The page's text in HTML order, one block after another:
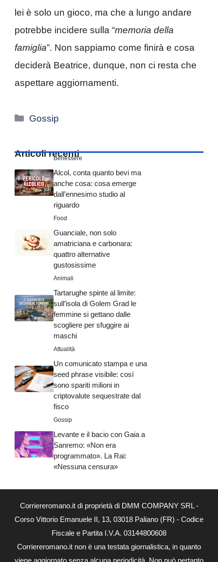
lei è solo un gioco, ma che a lungo andare
potrebbe incidere sulla “memoria della
famiglia”. Non sappiamo come finirà e cosa
deciderà Beatrice, dunque, non ci resta che
aspettare aggiornamenti.
Categorie
Gossip
Articoli recenti
Benessere
Alcol, conta quanto bevi ma
anche cosa: cosa emerge
dall’ennesimo studio al
riguardo
Food
Guanciale, non solo
amatriciana e carbonara:
quattro alternative
gustosissime
Animali
Tartarughe spinte al limite:
sull’isola di Golem Grad le
femmine si gettano dalle
scogliere per sfuggire ai
maschi
Attualità
Un comunicato stampa e una
seed phrase visibile: così
sono spariti milioni in
criptovalute sequestrate dal
fisco
Gossip
Levante e il bacio con Gaia a
Sanremo: «Non era
programmato». La Rai:
«Nessuna censura»
Corriereromano.it di proprietà di DMM COMPANY SRL -
Corso Vittorio Emanuele II, 13, 03018 Paliano (FR) - Codice
Fiscale e Partita I.V.A. 03144800608
Corriereromano.it non è una testata giornalistica, in quanto
viene aggiornato senza alcuna periodicità. Non può pertanto